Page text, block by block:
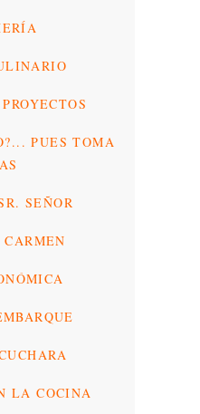
PUES TOMA
SEÑOR
LA COCINA